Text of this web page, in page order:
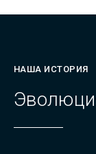
НАША ИСТОРИЯ